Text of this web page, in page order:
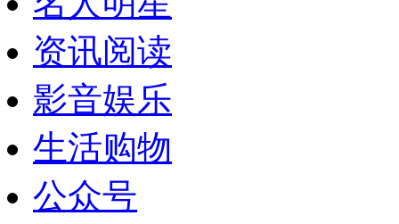
资讯阅读
影音娱乐
生活购物
公众号